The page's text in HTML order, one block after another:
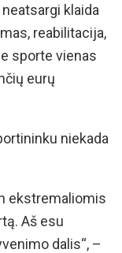
klaida
reabilitacija,
sporte vienas
eurų
niekada
ekstremaliomis
Aš esu
dalis“, –